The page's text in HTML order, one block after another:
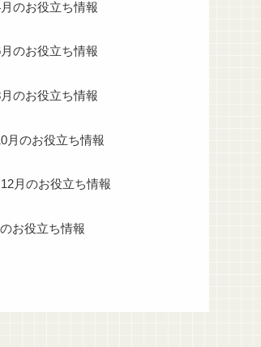
のお役立ち情報
のお役立ち情報
のお役立ち情報
月のお役立ち情報
月のお役立ち情報
お役立ち情報